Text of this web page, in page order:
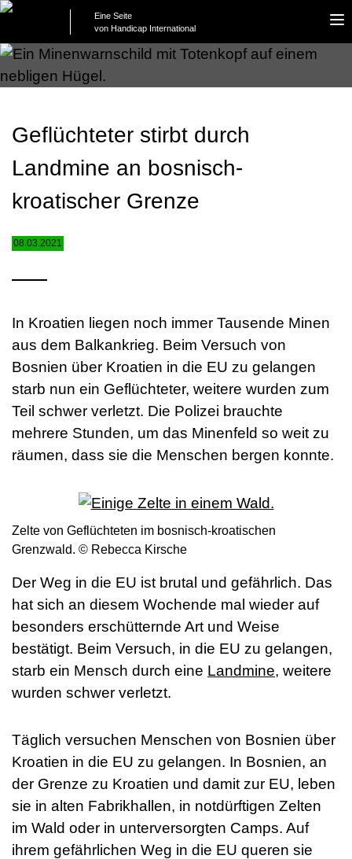
Eine Seite
von Handicap International
Geflüchteter stirbt durch
Landmine an bosnisch-
kroatischer Grenze
08.03.2021
In Kroatien liegen noch immer Tausende Minen
aus dem Balkankrieg. Beim Versuch von
Bosnien über Kroatien in die EU zu gelangen
starb nun ein Geflüchteter, weitere wurden zum
Teil schwer verletzt. Die Polizei brauchte
mehrere Stunden, um das Minenfeld so weit zu
räumen, dass sie die Menschen bergen konnte.
Zelte von Geflüchteten im bosnisch-kroatischen
Grenzwald. © Rebecca Kirsche
Der Weg in die EU ist brutal und gefährlich. Das
hat sich an diesem Wochende mal wieder auf
besonders erschütternde Art und Weise
bestätigt. Beim Versuch, in die EU zu gelangen,
starb ein Mensch durch eine Landmine, weitere
wurden schwer verletzt.
Täglich versuchen Menschen von Bosnien über
Kroatien in die EU zu gelangen. In Bosnien, an
der Grenze zu Kroatien und damit zur EU, leben
sie in alten Fabrikhallen, in notdürftigen Zelten
im Wald oder in unterversorgten Camps. Auf
ihrem gefährlichen Weg in die EU queren sie